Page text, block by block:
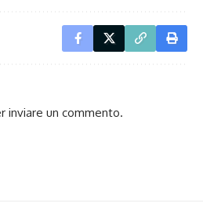
inviare un commento.